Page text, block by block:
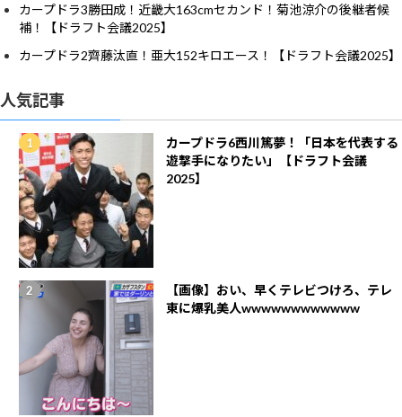
カープドラ3勝田成！近畿大163cmセカンド！菊池涼介の後継者候
補！【ドラフト会議2025】
カープドラ2齊藤汰直！亜大152キロエース！【ドラフト会議2025】
人気記事
カープドラ6西川篤夢！「日本を代表する
遊撃手になりたい」【ドラフト会議
2025】
【画像】おい、早くテレビつけろ、テレ
東に爆乳美人wwwwwwwwwwww